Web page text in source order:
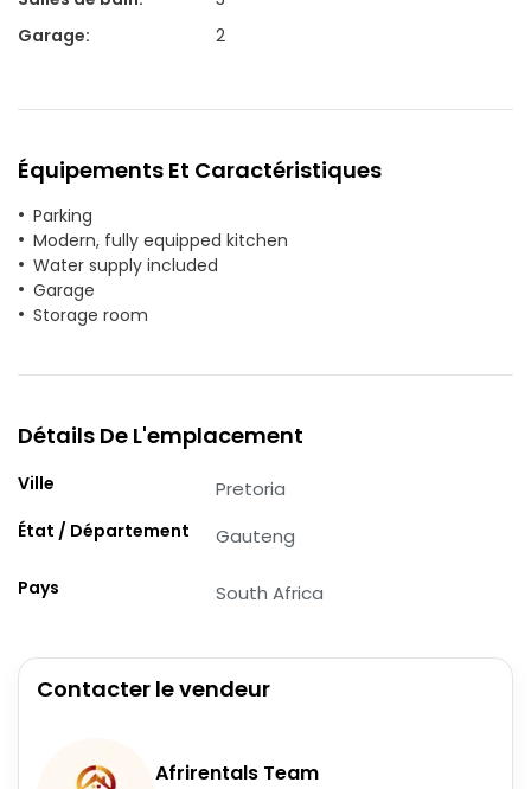
Garage: 2
Équipements Et Caractéristiques
Parking
Modern, fully equipped kitchen
Water supply included
Garage
Storage room
Détails De L'emplacement
Ville Pretoria
État / Département Gauteng
Pays South Africa
Contacter le vendeur
Afrirentals Team